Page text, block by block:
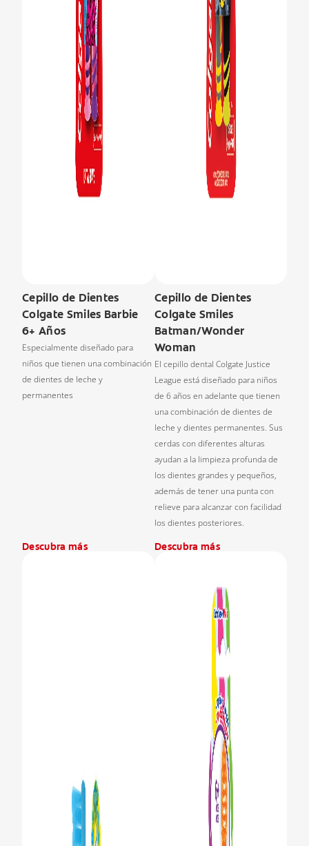
Cepillo de Dientes
Colgate Smiles Barbie
6+ Años
Especialmente diseñado para
niños que tienen una combinación
de dientes de leche y
permanentes
Descubra más
Cepillo de Dientes
Colgate Smiles
Batman/Wonder
Woman
El cepillo dental Colgate Justice
League está diseñado para niños
de 6 años en adelante que tienen
una combinación de dientes de
leche y dientes permanentes. Sus
cerdas con diferentes alturas
ayudan a la limpieza profunda de
los dientes grandes y pequeños,
además de tener una punta con
relieve para alcanzar con facilidad
los dientes posteriores.
Descubra más